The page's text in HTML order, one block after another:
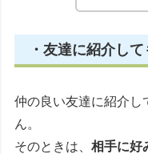
・友達に紹介して
仲の良い友達に紹介し
ん。
そのときは、相手に好